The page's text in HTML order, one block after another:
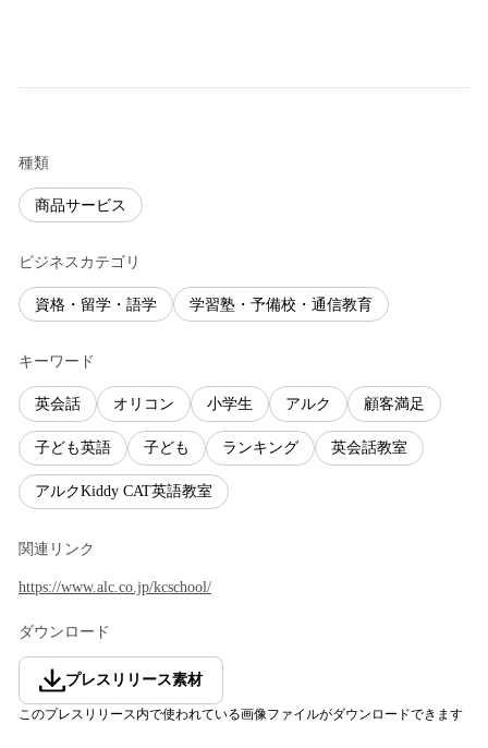
種類
商品サービス
ビジネスカテゴリ
資格・留学・語学 学習塾・予備校・通信教育
キーワード
英会話 オリコン 小学生 アルク 顧客満足
子ども英語 子ども ランキング 英会話教室
アルクKiddy CAT英語教室
関連リンク
https://www.alc.co.jp/kcschool/
ダウンロード
プレスリリース素材
このプレスリリース内で使われている画像ファイルがダウンロードできます